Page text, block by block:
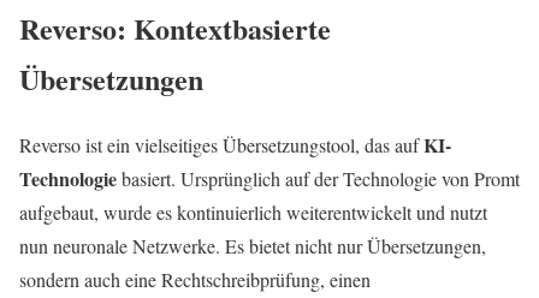
Reverso: Kontextbasierte
Übersetzungen
Reverso ist ein vielseitiges Übersetzungstool, das aufKI-
Technologiebasiert. Ursprünglich auf der Technologie von Promt
aufgebaut, wurde es kontinuierlich weiterentwickelt und nutzt
nun neuronale Netzwerke. Es bietet nicht nur Übersetzungen,
sondern auch eine Rechtschreibprüfung, einen